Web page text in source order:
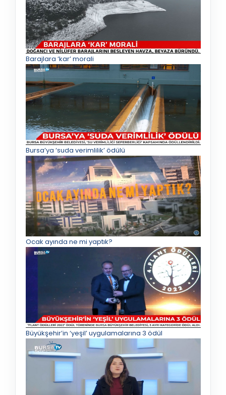
Barajlara ‘kar’ morali
Bursa’ya ‘suda verimlilik’ ödülü
Ocak ayında ne mi yaptık?
Büyükşehir’in ‘yeşil’ uygulamalarına 3 ödül